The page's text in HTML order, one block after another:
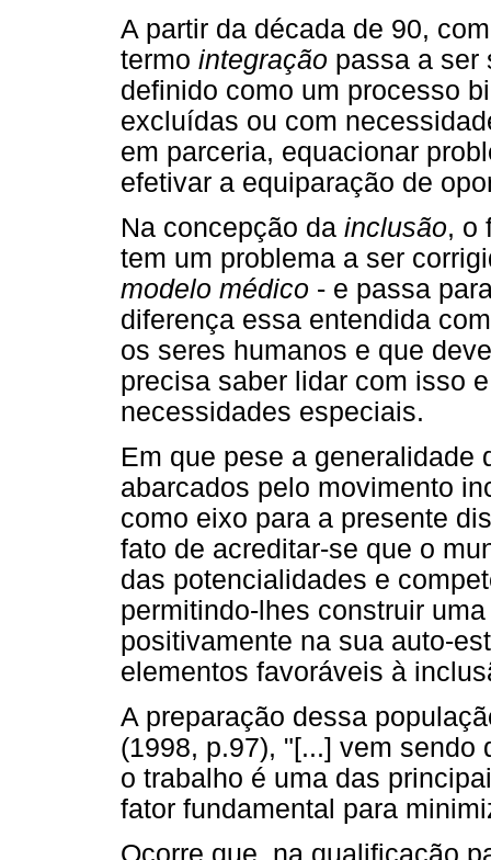
A partir da década de 90,
termo integração passa a ser
definido como um processo
excluídas ou com
em parceria, equacionar
efetivar a equiparação de
Na concepção da inclusão, o
tem um problema a ser
modelo médico - e passa
diferença essa entendida
os seres humanos e que
precisa saber lidar com isso
necessidades especiais.
Em que pese a generalidade
abarcados pelo movimento
como eixo para a presente
fato de acreditar-se que o
das potencialidades e
permitindo-lhes construir
positivamente na sua auto-
elementos favoráveis à
A preparação dessa
(1998, p.97), "[...] vem sendo
o trabalho é uma das
fator fundamental para